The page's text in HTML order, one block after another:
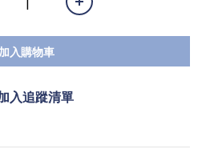
加入購物車
入追蹤清單